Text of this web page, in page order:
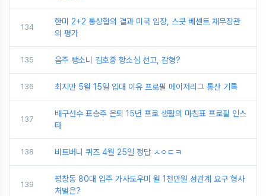
134
한미 2+2 통상협의 결과 미국 입장, 스콧 베센트 재무장관
의 평가
135 음주 뺑소니 김호중 항소심 선고, 감형?
136 최지만 5월 15일 입대 이유 프로필 메이저리그 통산 기록
137
배구선수 표승주 은퇴 15년 프로 생활의 마침표 프로필 인스
타
138 비트버니 퀴즈 4월 25일 정답 ㅅㅇㄷㅋ
139
평창동 80대 입주 가사도우미 월 1천만원 성관계 요구 형사
처벌은?